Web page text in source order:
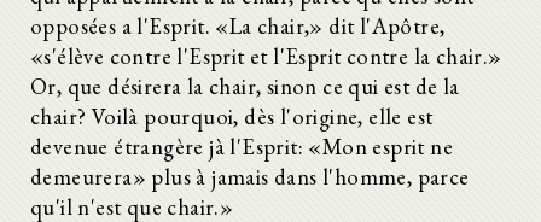
opposées a l'Esprit. «La chair,» dit l'Apôtre,
«s'élève contre l'Esprit et l'Esprit contre la chair.»
Or, que désirera la chair, sinon ce qui est de la
chair? Voilà pourquoi, dès l'origine, elle est
devenue étrangère jà l'Esprit: «Mon esprit ne
demeurera» plus à jamais dans l'homme, parce
qu'il n'est que chair.»